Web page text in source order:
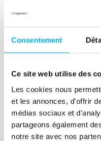
Consentement
Ce site web utilise des
Les cookies nous
et les annonces, d'offrir
médias sociaux et
partageons également
notre site avec nos
La gestion
risques, un
entreprises
29 novembre 2021
La pandémie du
évidence de
entreprises qui
risques déjà